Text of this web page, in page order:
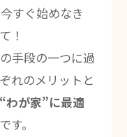
すぐ始めなき
！
手段の一つに過
れのメリットと
“わが家”に最適
す。